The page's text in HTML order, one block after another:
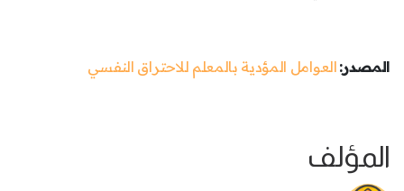
المصدر: العوامل المؤدية بالمعلم للاحتراق النفسي
المؤلف